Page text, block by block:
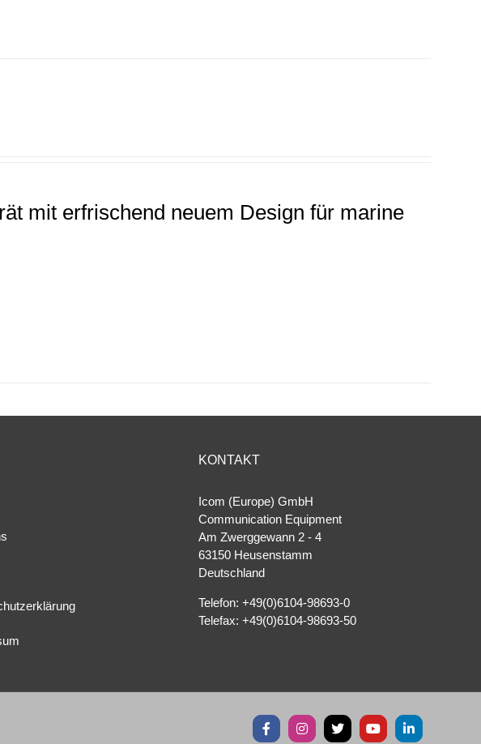
mit erfrischend neuem Design für marine
KONTAKT
Icom (Europe) GmbH
Communication Equipment
Am Zwerggewann 2 ‐ 4
63150 Heusenstamm
Deutschland
Telefon: +49(0)6104-98693-0
Telefax: +49(0)6104-98693-50
FacebookInstagram
X YouTubeLinkedIn